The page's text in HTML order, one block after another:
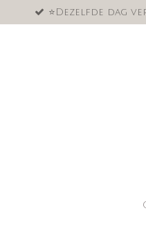
direct
⭐️Dezelfde dag